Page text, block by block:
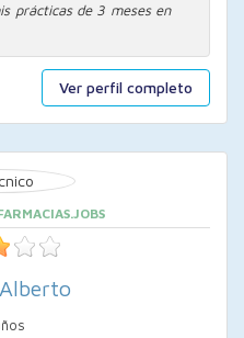
Ver perfil completo
prácticas de 3 meses en